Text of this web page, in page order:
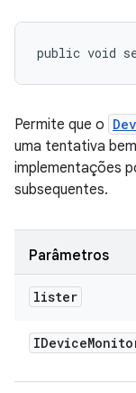
public void
Permite que o
uma tentativa
implementações
subsequentes.
Parâmetros
lister
IDevice